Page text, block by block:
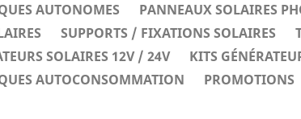
AUTONOMES
PANNEAUX SOLAIRES
SUPPORTS / FIXATIONS SOLAIRES
SOLAIRES 12V / 24V
KITS
AUTOCONSOMMATION
PROMOTIONS